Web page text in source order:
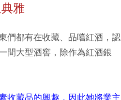
雅
們都有在收藏、品嚐紅酒，認
間大型酒窖，除作為紅酒銀
收藏品的興趣，因此她將業主